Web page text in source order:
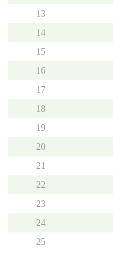
13
14
15
16
17
18
19
20
21
22
23
24
25